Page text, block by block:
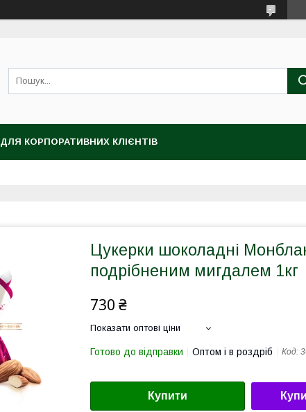
ДЛЯ КОРПОРАТИВНИХ КЛІЄНТІВ
Цукерки шоколадні
подрібненим мигдалем 1кг
730 ₴
Показати оптові ціни
Готово до відправки Оптом і в роздріб Код:
Купити